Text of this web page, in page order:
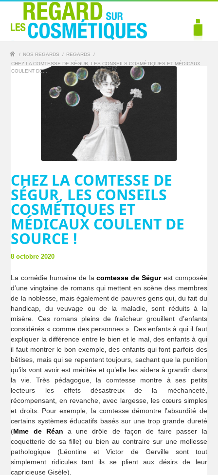
/ NOS REGARDS / REGARDS
/
CHEZ LA COMTESSE DE SÉGUR, LES CONSEILS COSMÉTIQUES ET MÉDICAUX
COULENT DE...
CHEZ LA COMTESSE DE
SÉGUR, LES CONSEILS
COSMÉTIQUES ET
MÉDICAUX COULENT DE
SOURCE !
8 octobre 2020
La comédie humaine de lacomtesse de Ségurest composée
d’une vingtaine de romans qui mettent en scène des membres
de la noblesse, mais également de pauvres gens qui, du fait du
handicap, du veuvage ou de la maladie, sont réduits à la
misère. Ces romans pleins de fraîcheur grouillent d’enfants
considérés « comme des personnes ». Des enfants à qui il faut
expliquer la différence entre le bien et le mal, des enfants à qui
il faut montrer le bon exemple, des enfants qui font parfois des
bêtises, mais qui se repentent toujours, sachant que la punition
qu’ils vont avoir est méritée et qu’elle les aidera à grandir dans
la vie. Très pédagogue, la comtesse montre à ses petits
lecteurs les effets désastreux de la méchanceté,
récompensant, en revanche, avec largesse, les cœurs simples
et droits. Pour exemple, la comtesse démontre l’absurdité de
certains systèmes éducatifs basés sur une trop grande dureté
(Mme de Réan a une drôle de façon de faire passer la
coquetterie de sa fille) ou bien au contraire sur une mollesse
pathologique (Léontine et Victor de Gerville sont tout
simplement ridicules tant ils se plient aux désirs de leur
capricieuse Gisèle).